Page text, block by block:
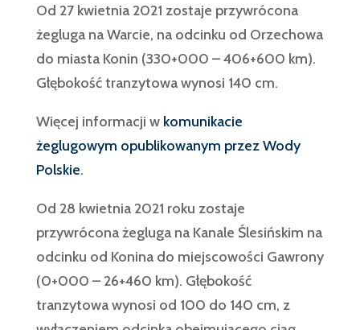
Od 27 kwietnia 2021 zostaje przywrócona
żegluga na Warcie, na odcinku od Orzechowa
do miasta Konin (330+000 – 406+600 km).
Głębokość tranzytowa wynosi 140 cm.
Więcej informacji w komunikacie
żeglugowym opublikowanym przez Wody
Polskie.
Od 28 kwietnia 2021 roku zostaje
przywrócona żegluga na Kanale Ślesińskim na
odcinku od Konina do miejscowości Gawrony
(0+000 – 26+460 km). Głębokość
tranzytowa wynosi od 100 do 140 cm, z